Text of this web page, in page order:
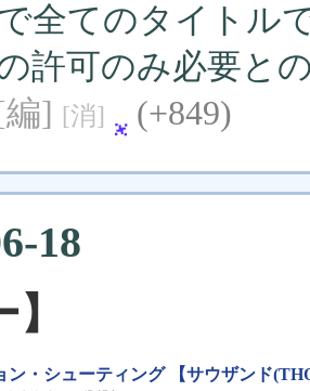
全てのタイトル
許可のみ必要と
] [消] (+849)
18
ン・シューティング 【サウザンド